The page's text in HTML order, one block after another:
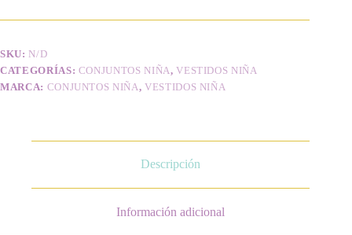
SKU: N/D
CATEGORÍAS: CONJUNTOS NIÑA,VESTIDOS NIÑA
MARCA: CONJUNTOS NIÑA, VESTIDOS NIÑA
Descripción
Información adicional